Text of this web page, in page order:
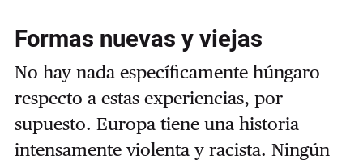
Formas nuevas y viejas
No hay nada específicamente húngaro
respecto a estas experiencias, por
supuesto. Europa tiene una historia
intensamente violenta y racista. Ningún